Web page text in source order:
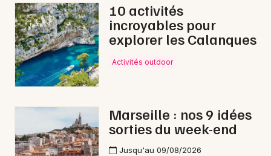
Montagne dans les Bouches du Rhône
Montagne en Provence-Alpes-Côte-d'Azur
Newsletter des sorties
10 activités
incroyables pour
explorer les Calanques
Activités outdoor
Marseille : nos 9 idées
sorties du week-end
Jusqu'au 09/08/2026